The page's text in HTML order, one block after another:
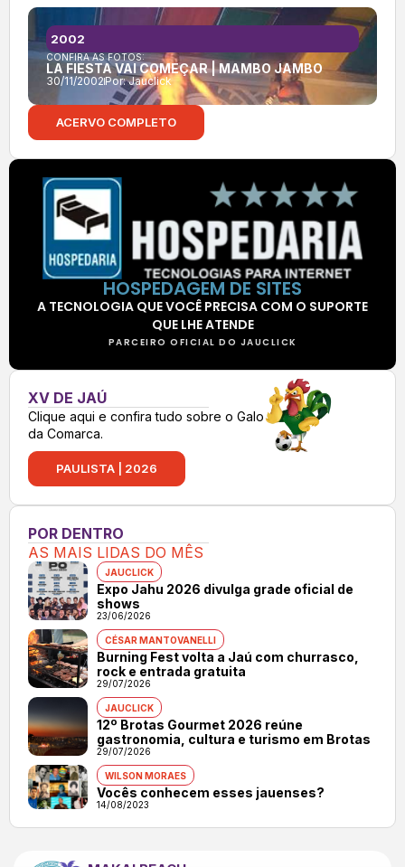
CONFIRA AS FOTOS:
LA FIESTA VAI COMEÇAR | MAMBO JAMBO
30/11/2002Por:Jauclick
2002
ACERVO COMPLETO
HOSPEDAGEM DE SITES
A TECNOLOGIA QUE VOCÊ PRECISA COM O SUPORTE
QUE LHE ATENDE
PARCEIRO OFICIAL DO JAUCLICK
XV DE JAÚ
Clique aqui e confira tudo sobre o Galo
da Comarca.
PAULISTA | 2026
POR DENTRO
AS MAIS LIDAS DO MÊS
JAUCLICK
Expo Jahu 2026 divulga grade oficial de
shows
23/06/2026
CÉSAR MANTOVANELLI
Burning Fest volta a Jaú com churrasco,
rock e entrada gratuita
29/07/2026
JAUCLICK
12º Brotas Gourmet 2026 reúne
gastronomia, cultura e turismo em Brotas
29/07/2026
WILSON MORAES
Vocês conhecem esses jauenses?
14/08/2023